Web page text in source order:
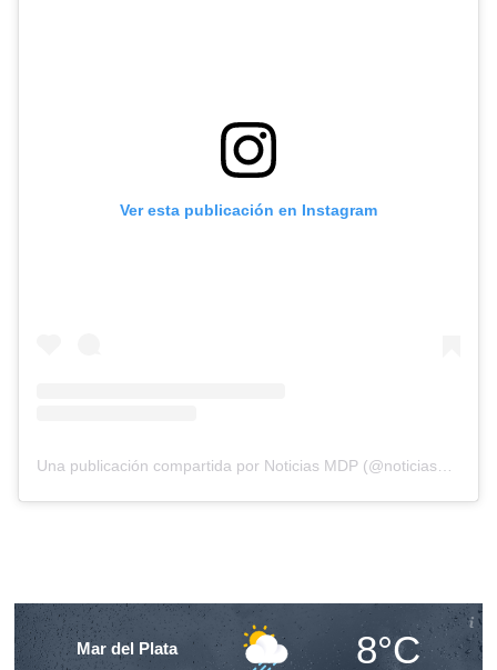
Ver esta publicación en Instagram
Una publicación compartida por Noticias MDP (@noticiasmdp)
Mar del Plata 8°C